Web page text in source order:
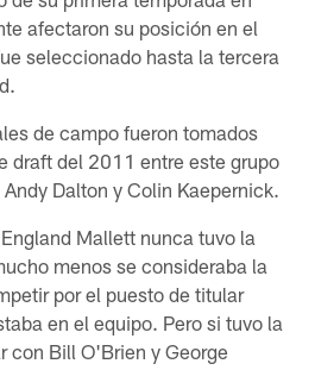
afectaron su posición en el
seleccionado hasta la tercera
de campo fueron tomados
draft del 2011 entre este grupo
Dalton y Colin Kaepernick.
Mallett nunca tuvo la
menos se consideraba la
por el puesto de titular
en el equipo. Pero si tuvo la
con Bill O'Brien y George